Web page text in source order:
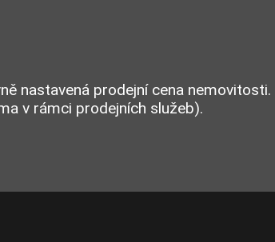
nastavená prodejní cena
v rámci prodejních služeb).